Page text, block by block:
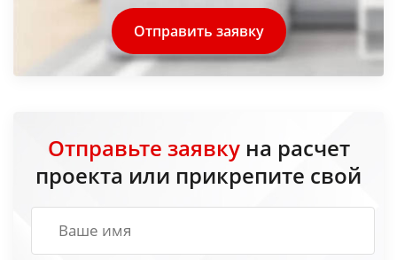
Отправить заявку
Отправьте заявкуна расчет
проекта или прикрепите свой